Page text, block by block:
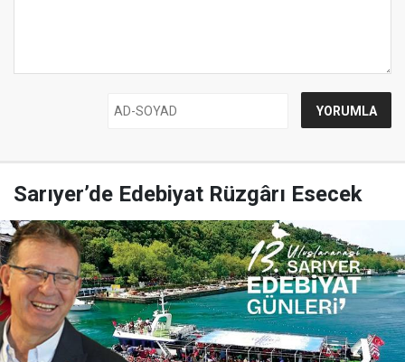
Sarıyer’de Edebiyat Rüzgârı Esecek